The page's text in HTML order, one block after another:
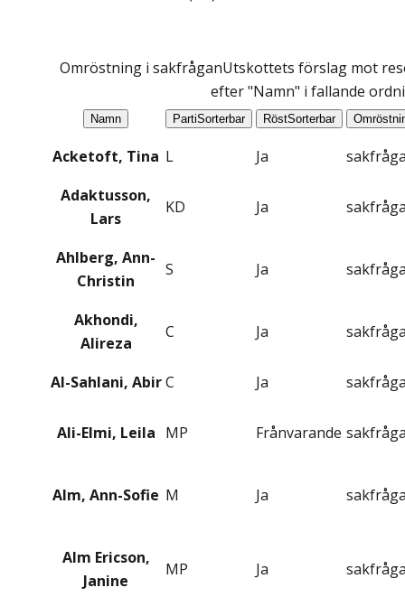
Omröstning i sakfråganUtskottets förslag mot
efter "Namn" i fallande
Namn PartiSorterbar RöstSorterbar
Acketoft, Tina L Ja
Adaktusson,
Lars
KD Ja
Ahlberg, Ann-
Christin
S Ja
Akhondi,
Alireza
C Ja
Al-Sahlani, Abir C Ja
Ali-Elmi, Leila MP Frånvarande
Alm, Ann-Sofie M Ja
Alm Ericson,
Janine
MP Ja